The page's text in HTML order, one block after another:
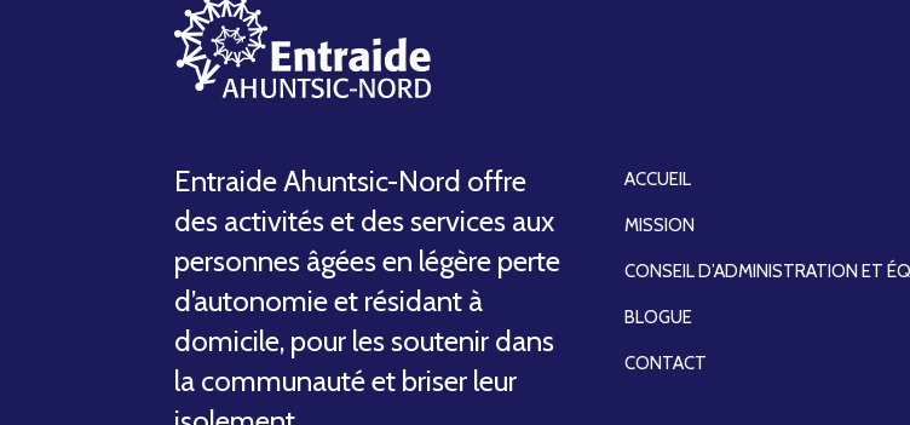
Entraide Ahuntsic-Nord offre
des activités et des services aux
personnes âgées en légère perte
d’autonomie et résidant à
domicile, pour les soutenir dans
la communauté et briser leur
ACCUEIL
MISSION
CONSEIL D’ADMINISTRATION ET
BLOGUE
CONTACT